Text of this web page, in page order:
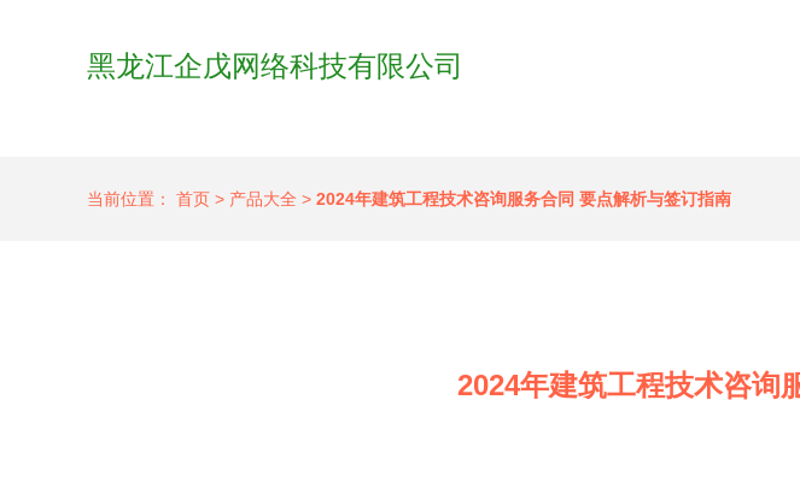
黑龙江企戊网络科技有限公司
当前位置： 首页 > 产品大全 > 2024年建筑工程技术咨询服务合同 要点解析与签订指南
2024年建筑工程技术咨询